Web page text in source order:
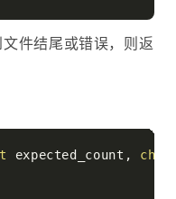
件结尾或错误，则返
expected_count, char